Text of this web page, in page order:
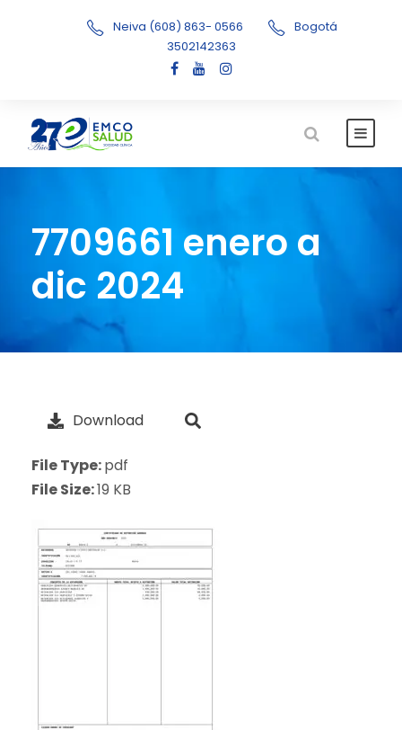
Neiva (608) 863- 0566
Bogotá
3502142363
7709661 enero a
dic 2024
Download
File Type:pdf
File Size:19 KB